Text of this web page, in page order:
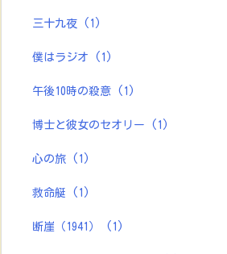
三十九夜 (1)
僕はラジオ (1)
午後10時の殺意 (1)
博士と彼女のセオリー (1)
心の旅 (1)
救命艇 (1)
断崖（1941） (1)